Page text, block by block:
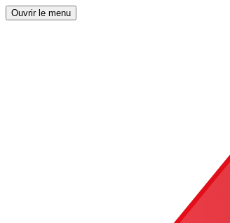
Ouvrir le menu